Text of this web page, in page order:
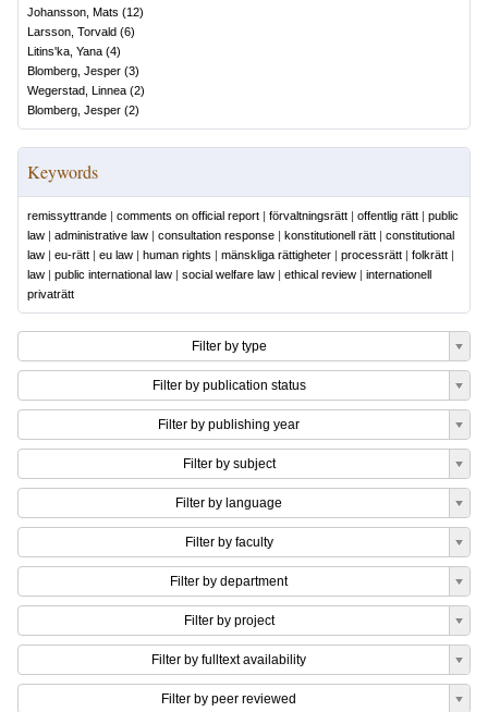
Johansson, Mats (12)
Larsson, Torvald (6)
Litins'ka, Yana (4)
Blomberg, Jesper (3)
Wegerstad, Linnea (2)
Blomberg, Jesper (2)
Keywords
remissyttrande | comments on official report | förvaltningsrätt | offentlig rätt | public
law | administrative law | consultation response | konstitutionell rätt | constitutional
law | eu-rätt | eu law | human rights | mänskliga rättigheter | processrätt | folkrätt |
law | public international law | social welfare law | ethical review | internationell
privaträtt
Filter by type
Filter by publication status
Filter by publishing year
Filter by subject
Filter by language
Filter by faculty
Filter by department
Filter by project
Filter by fulltext availability
Filter by peer reviewed